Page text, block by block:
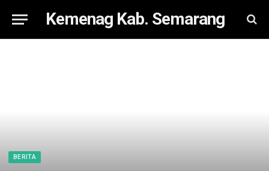
Kemenag Kab. Semarang
BERITA